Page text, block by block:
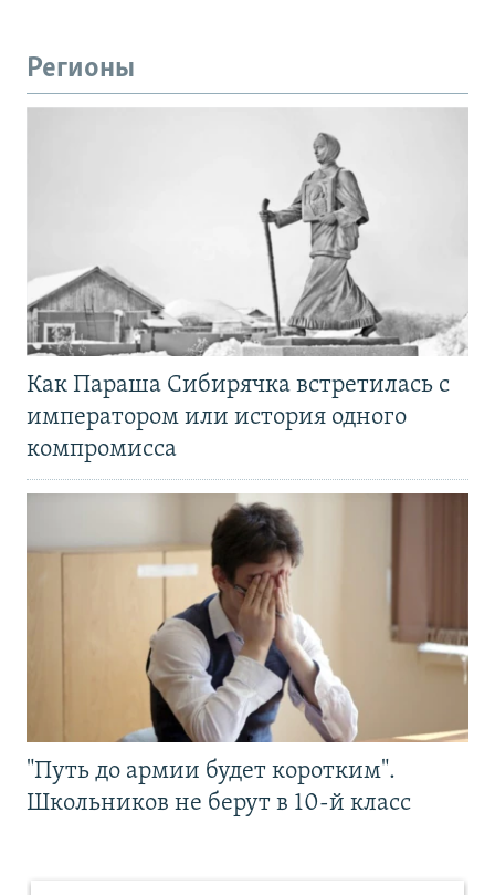
Регионы
Как Параша Сибирячка встретилась с
императором или история одного
компромисса
"Путь до армии будет коротким".
Школьников не берут в 10-й класс